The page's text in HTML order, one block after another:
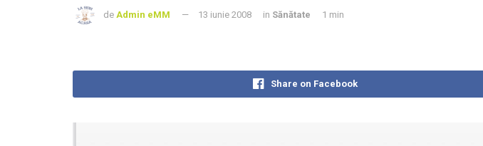
de Admin eMM 13 iunie 2008 in Sănătate 1 min
Share on Facebook